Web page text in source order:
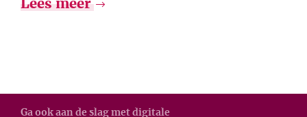
Lees meer
Ga ook aan de slag met digitale